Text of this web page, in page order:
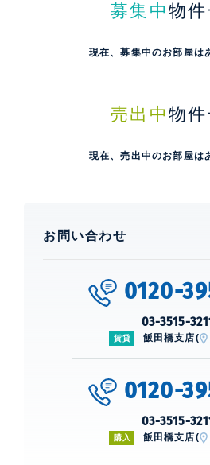
募集中 物件
現在、募集中のお部屋は
売出中 物件
現在、売出中のお部屋は
お問い合わせ
0120-
03-3515-
賃貸 飯田橋支店(
0120-
03-3515-
購入 飯田橋支店(